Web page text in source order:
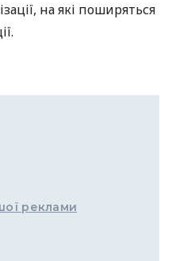
на які поширяться
реклами